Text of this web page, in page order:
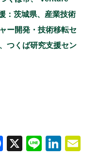
：茨城県、産業技術
ー開発・技術移転セ
つくば研究支援セン